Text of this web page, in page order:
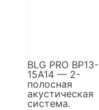
BLG PRO BP13-
15A14 — 2-
полосная
акустическая
система.